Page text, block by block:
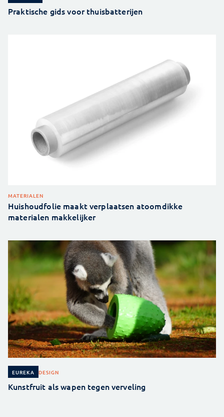
Praktische gids voor thuisbatterijen
MATERIALEN
Huishoudfolie maakt verplaatsen atoomdikke
materialen makkelijker
EUREKA DESIGN
Kunstfruit als wapen tegen verveling